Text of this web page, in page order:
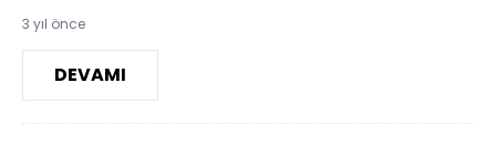
3 yıl önce
DEVAMI